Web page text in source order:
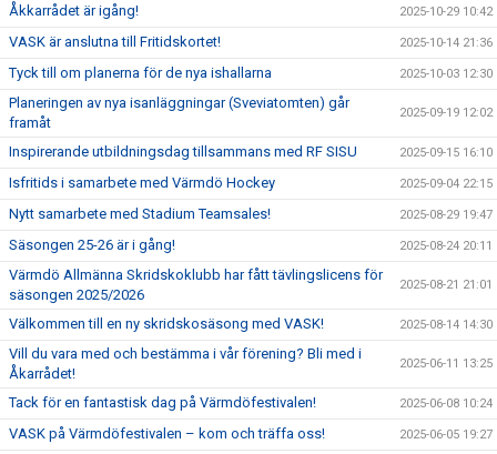
Åkkarrådet är igång! 2025-10-29 10:42
VASK är anslutna till Fritidskortet! 2025-10-14 21:36
Tyck till om planerna för de nya ishallarna 2025-10-03 12:30
Planeringen av nya isanläggningar (Sveviatomten) går
framåt
2025-09-19 12:02
Inspirerande utbildningsdag tillsammans med RF SISU 2025-09-15 16:10
Isfritids i samarbete med Värmdö Hockey 2025-09-04 22:15
Nytt samarbete med Stadium Teamsales! 2025-08-29 19:47
Säsongen 25-26 är i gång! 2025-08-24 20:11
Värmdö Allmänna Skridskoklubb har fått tävlingslicens för
säsongen 2025/2026
2025-08-21 21:01
Välkommen till en ny skridskosäsong med VASK! 2025-08-14 14:30
Vill du vara med och bestämma i vår förening? Bli med i
Åkarrådet!
2025-06-11 13:25
Tack för en fantastisk dag på Värmdöfestivalen! 2025-06-08 10:24
VASK på Värmdöfestivalen – kom och träffa oss! 2025-06-05 19:27